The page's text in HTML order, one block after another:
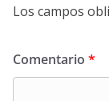
Los campos
Comentario *